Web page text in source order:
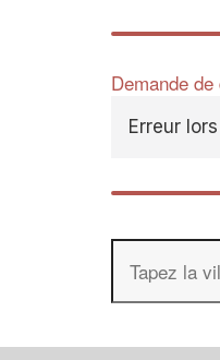
Demande
Erreur